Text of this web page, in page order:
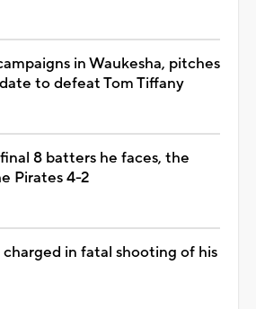
in Waukesha, pitches
to defeat Tom Tiffany
8 batters he faces, the
Pirates 4-2
in fatal shooting of his